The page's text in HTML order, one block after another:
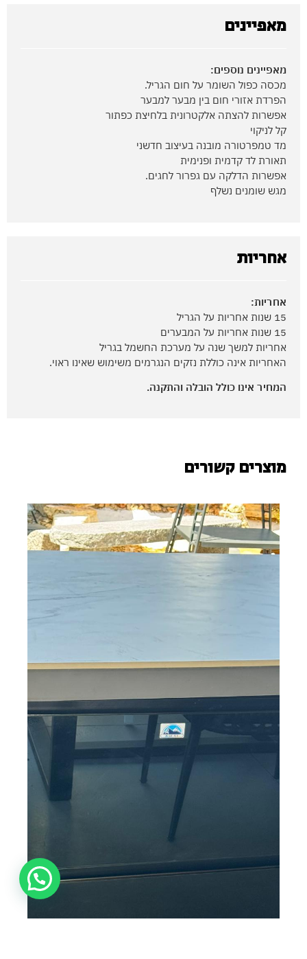
מאפיינים
מאפיינים נוספים:
מכסה כפול השומר על חום הגריל.
הפרדת אזורי חום בין מבער למבער
אפשרות להצתה אלקטרונית בלחיצת כפתור
קל לניקוי
מד טמפרטורה מובנה בעיצוב חדשני
תאורת לד קדמית ופנימית
אפשרות הדלקה עם גפרור לחגים.
מגש שומנים נשלף
אחריות
אחריות:
15 שנות אחריות על הגריל
15 שנות אחריות על המבערים
אחריות למשך שנה על מערכת החשמל בגריל
האחריות אינה כוללת נזקים הנגרמים משימוש שאינו ראוי.
המחיר אינו כולל הובלה והתקנה.
מוצרים קשורים